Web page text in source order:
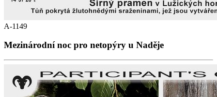
A-1149
Mezinárodní noc pro netopýry u Naděje